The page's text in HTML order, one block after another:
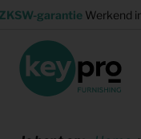
garantie Werkend